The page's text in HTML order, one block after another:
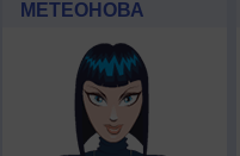
МЕТЕОНОВА